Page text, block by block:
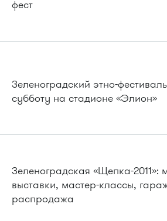
фест
Зеленоградский этно-
субботу на стадионе «Элион»
Зеленоградская «Щепка-2011»:
выставки, мастер-классы,
распродажа